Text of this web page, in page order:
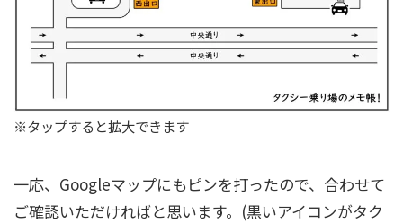
※タップすると拡大できます
一応、Googleマップにもピンを打ったので、合わせて
ご確認いただければと思います。(黒いアイコンがタク